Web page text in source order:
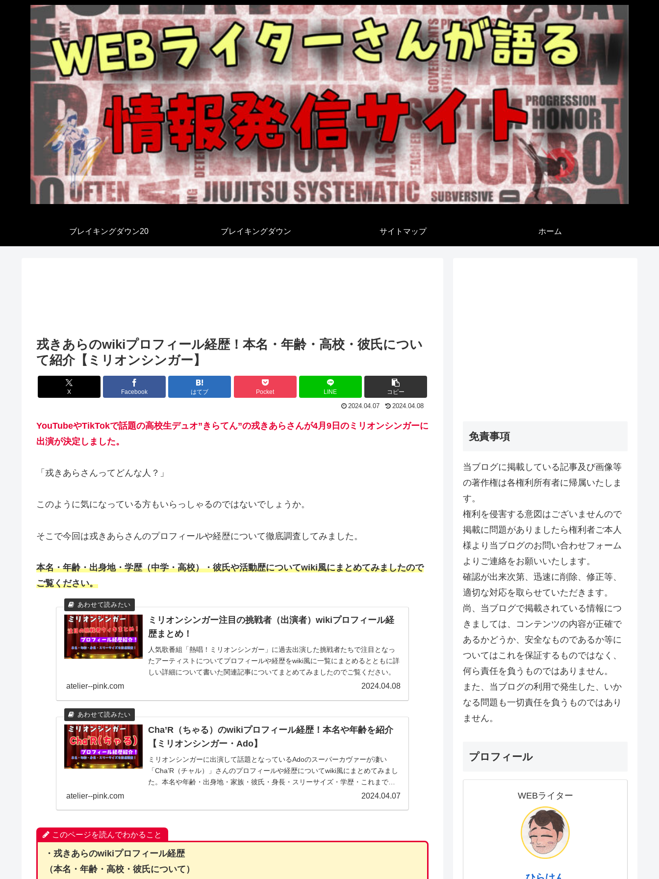
ブレイキングダウン20 ブレイキングダウン サイトマップ ホーム
戎きあらのwikiプロフィール経歴！本名・年齢・高校・彼氏につい
て紹介【ミリオンシンガー】
X Facebook はてブ Pocket LINE コピー
2024.04.07 2024.04.08
YouTubeやTikTokで話題の高校生デュオ”きらてん”の戎きあらさんが4月9日のミリオンシンガーに
出演が決定しました。
「戎きあらさんってどんな人？」
このように気になっている方もいらっしゃるのではないでしょうか。
そこで今回は戎きあらさんのプロフィールや経歴について徹底調査してみました。
本名・年齢・出身地・学歴（中学・高校）・彼氏や活動歴についてwiki風にまとめてみましたので
ご覧ください。
ミリオンシンガー注目の挑戦者（出演者）wikiプロフィール経
歴まとめ！
人気歌番組「熱唱！ミリオンシンガー」に過去出演した挑戦者たちで注目となっ
たアーティストについてプロフィールや経歴をwiki風に一覧にまとめるとともに詳
しい詳細について書いた関連記事についてまとめてみましたのでご覧ください。
atelier--pink.com 2024.04.08
Cha’R（ちゃる）のwikiプロフィール経歴！本名や年齢を紹介
【ミリオンシンガー・Ado】
ミリオンシンガーに出演して話題となっているAdoのスーパーカヴァーが凄い
「Cha’R（チャル）」さんのプロフィールや経歴についてwiki風にまとめてみまし
た。本名や年齢・出身地・家族・彼氏・身長・スリーサイズ・学歴・これまでの
atelier--pink.com 2024.04.07
このページを読んでわかること
・戎きあらのwikiプロフィール経歴
（本名・年齢・高校・彼氏について）
免責事項
当ブログに掲載している記事及び画像等
の著作権は各権利所有者に帰属いたしま
す。
権利を侵害する意図はございませんので
掲載に問題がありましたら権利者ご本人
様より当ブログのお問い合わせフォーム
よりご連絡をお願いいたします。
確認が出来次第、迅速に削除、修正等、
適切な対応を取らせていただきます。
尚、当ブログで掲載されている情報につ
きましては、コンテンツの内容が正確で
あるかどうか、安全なものであるか等に
ついてはこれを保証するものではなく、
何ら責任を負うものではありません。
また、当ブログの利用で発生した、いか
なる問題も一切責任を負うものではあり
ません。
プロフィール
WEBライター